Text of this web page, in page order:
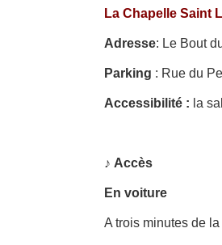
La Chapelle Saint
Adresse: Le Bout
Parking : Rue du
Accessibilité : la
♪ Accès
En voiture
A trois minutes de